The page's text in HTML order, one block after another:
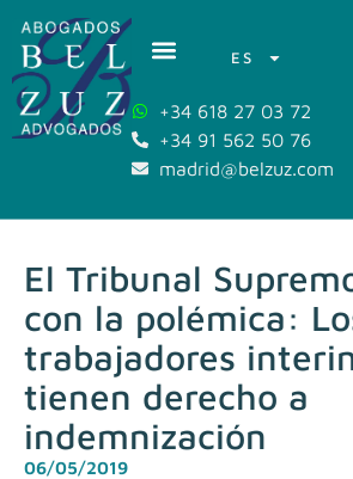
ES
+34 618 27 03 72
+34 91 562 50 76
madrid@belzuz.com
El Tribunal
con la polémica:
trabajadores
tienen derecho a
indemnización
06/05/2019